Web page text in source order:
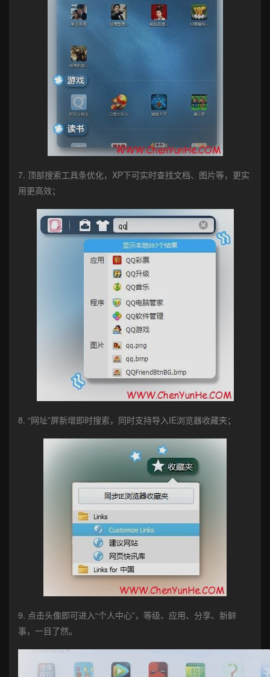
7. 顶部搜索工具条优化，XP下可实时查找文档、图片等，更实
用更高效；
8. “网址”屏新增即时搜索，同时支持导入IE浏览器收藏夹；
9. 点击头像即可进入“个人中心”，等级、应用、分享、新鲜
事，一目了然。